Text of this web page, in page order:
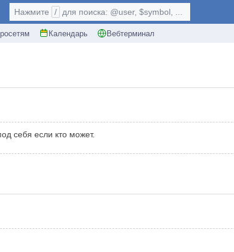
Календарь Вебтерминал
Нажмите / для поиска: @user, $symbol, ...
себя если кто может.